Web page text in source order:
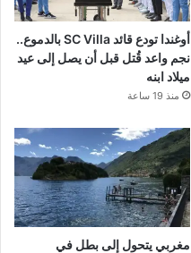
أوغندا تودع قائد SC Villa بالدموع..
نجم واعد قُتل قبل أن يصل إلى عيد
ميلاد ابنه
منذ 19 ساعة
مغربي يتحول إلى بطل في